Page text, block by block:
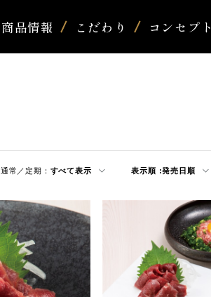
商品情報 こだわり コンセプト
通常／定期： すべて表示 表示順 :発売日順